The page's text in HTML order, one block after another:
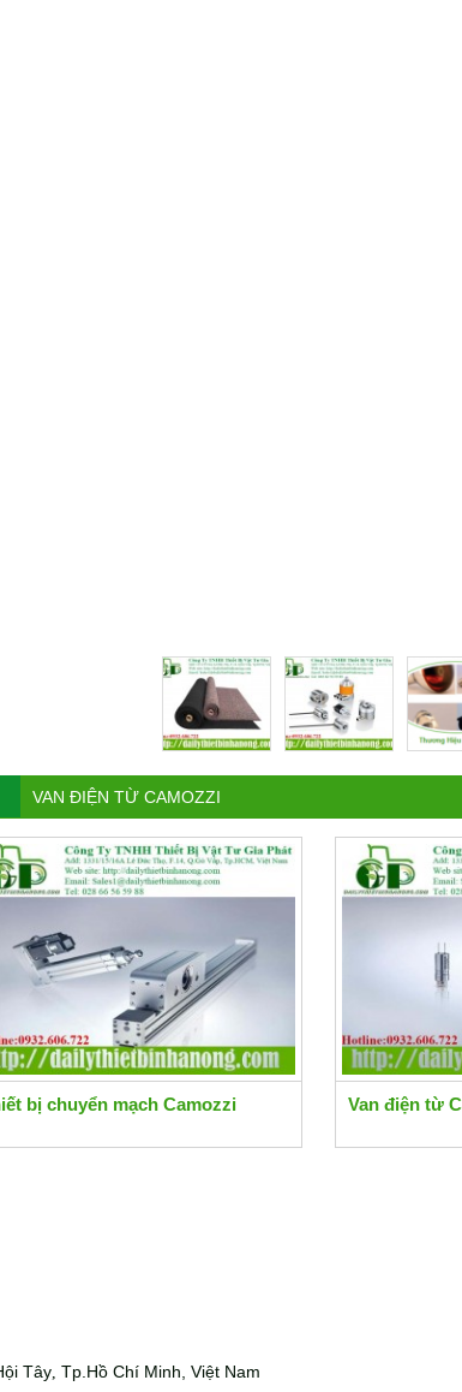
VAN ĐIỆN TỪ CAMOZZI
bị chuyển mạch Camozzi Van điện từ
Tây, Tp.Hồ Chí Minh, Việt Nam